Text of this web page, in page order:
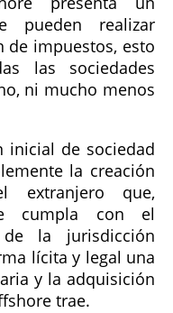
pueden realizar
de impuestos, esto
las sociedades
ni mucho menos
inicial de sociedad
la creación
extranjero que,
cumpla con el
de la jurisdicción
lícita y legal una
y la adquisición
trae.